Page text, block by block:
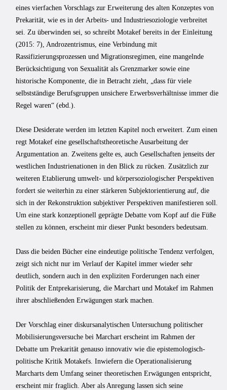
eines vierfachen Vorschlags zur Erweiterung des alten Konzeptes von
Prekarität, wie es in der Arbeits- und Industriesoziologie verbreitet
sei. Zu überwinden sei, so schreibt Motakef bereits in der Einleitung
(2015: 7), Androzentrismus, eine Verbindung mit
Rassifizierungsprozessen und Migrationsregimen, eine mangelnde
Berücksichtigung von Sexualität als Grenzmarker sowie eine
historische Komponente, die in Betracht zieht, „dass für viele
selbstständige Berufsgruppen unsichere Erwerbsverhältnisse immer die
Regel waren“ (ebd.).
Diese Desiderate werden im letzten Kapitel noch erweitert. Zum einen
regt Motakef eine gesellschaftstheoretische Ausarbeitung der
Argumentation an. Zweitens gelte es, auch Gesellschaften jenseits der
westlichen Industrienationen in den Blick zu rücken. Zusätzlich zur
weiteren Etablierung umwelt- und körpersoziologischer Perspektiven
fordert sie weiterhin zu einer stärkeren Subjektorientierung auf, die
sich in der Rekonstruktion subjektiver Perspektiven manifestieren soll.
Um eine stark konzeptionell geprägte Debatte vom Kopf auf die Füße
stellen zu können, erscheint mir dieser Punkt besonders bedeutsam.
Dass die beiden Bücher eine eindeutige politische Tendenz verfolgen,
zeigt sich nicht nur im Verlauf der Kapitel immer wieder sehr
deutlich, sondern auch in den expliziten Forderungen nach einer
Politik der Entprekarisierung, die Marchart und Motakef im Rahmen
ihrer abschließenden Erwägungen stark machen.
Der Vorschlag einer diskursanalytischen Untersuchung politischer
Mobilisierungsversuche bei Marchart erscheint im Rahmen der
Debatte um Prekarität genauso innovativ wie die epistemologisch-
politische Kritik Motakefs. Inwiefern die Operationalisierung
Marcharts dem Umfang seiner theoretischen Erwägungen entspricht,
erscheint mir fraglich. Aber als Anregung lassen sich seine